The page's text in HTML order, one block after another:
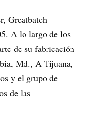
Greatbatch
A lo largo de los
de su fabricación
Md., A Tijuana,
y el grupo de
de las